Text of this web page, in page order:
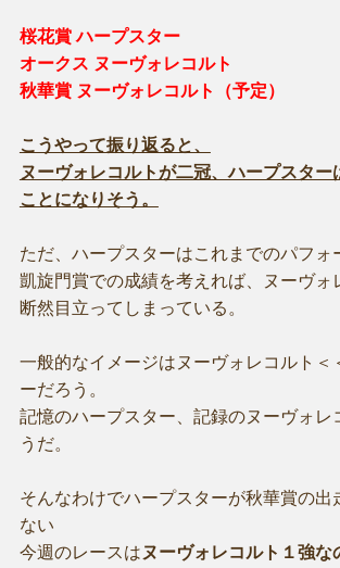
桜花賞 ハープスター
オークス ヌーヴォレコルト
秋華賞 ヌーヴォレコルト（予定）
こうやって振り返ると、
ヌーヴォレコルトが二冠、ハープスター
ことになりそう。
ただ、ハープスターはこれまでのパフォ
凱旋門賞での成績を考えれば、ヌーヴォ
断然目立ってしまっている。
一般的なイメージはヌーヴォレコルト＜
ーだろう。
記憶のハープスター、記録のヌーヴォレ
うだ。
そんなわけでハープスターが秋華賞の出
ない
今週のレースは ヌーヴォレコルト１強な